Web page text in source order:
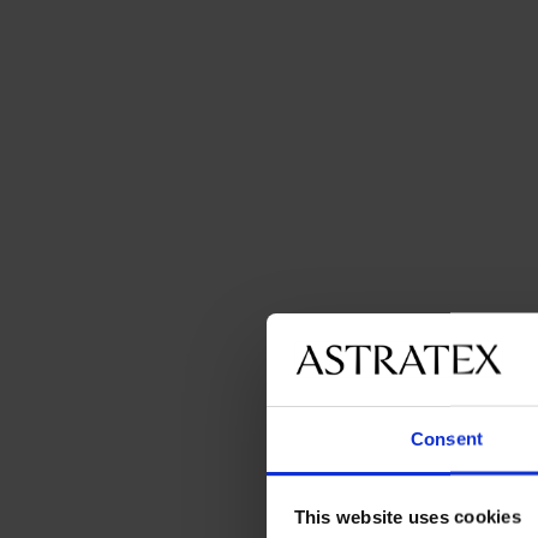
Consent
This website uses cookies